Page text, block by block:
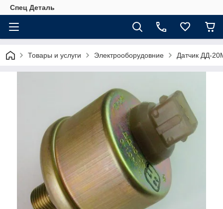
Спец Деталь
Товары и услуги Электрооборудовние Датчик ДД-